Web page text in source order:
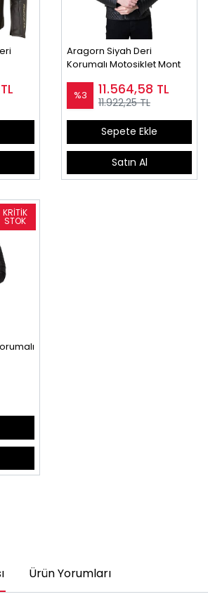
TL
Aragorn Siyah Deri
Korumalı Motosiklet Mont
%3 11.564,58 TL
11.922,25 TL
Sepete Ekle
Satın Al
Ürün Yorumları